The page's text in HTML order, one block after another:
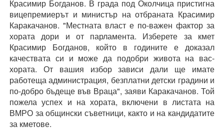
Красимир Богданов. В града под Околчица пристигна
вицепремиерът и министър на отбраната Красимир
Каракачанов. "Местната власт е по-важен фактор за
хората дори и от парламента. Изберете за кмет
Красимир Богданов, който в годините е доказал
качествата си и може да подобри живота на вас-
хората. От вашия избор зависи дали ще имате
работеща администрация, безплатни детски градини и
по-добро бъдеще във Враца", заяви Каракачанов. Той
пожела успех и на хората, включени в листата на
ВМРО за общински съветници, както и на кандидатите
за кметове.